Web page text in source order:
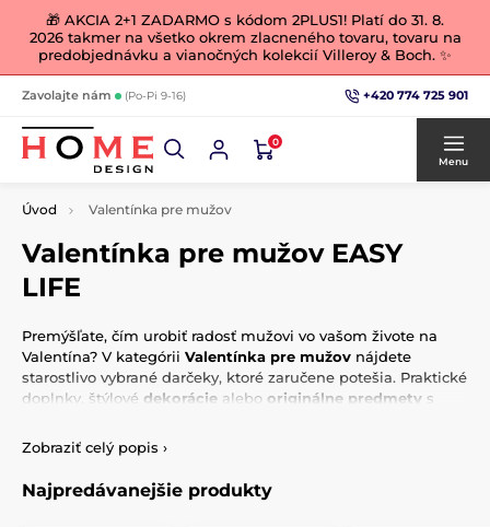
🎁 AKCIA 2+1 ZADARMO s kódom 2PLUS1! Platí do 31. 8.
2026 takmer na všetko okrem zlacneného tovaru, tovaru na
predobjednávku a vianočných kolekcií Villeroy & Boch. ✨
Zavolajte nám (Po-Pi 9-16) +420 774 725 901
0
Menu
Úvod Valentínka pre mužov
Valentínka pre mužov EASY
LIFE
Premýšľate, čím urobiť radosť mužovi vo vašom živote na
Valentína? V kategórii Valentínka pre mužov nájdete
starostlivo vybrané darčeky, ktoré zaručene potešia. Praktické
doplnky, štýlové dekorácie alebo originálne predmety s
očakávania a vyjadrilo vašu lásku a pozornosť. Či už hľadáte
darček pre partnera, otecka alebo kamaráta, tu nájdete
inšpiráciu na darček, ktorý je
osobitý
ho niečím výnimočným a oslávte tento deň spoločne s
Zobraziť celý popis ›
Najpredávanejšie produkty